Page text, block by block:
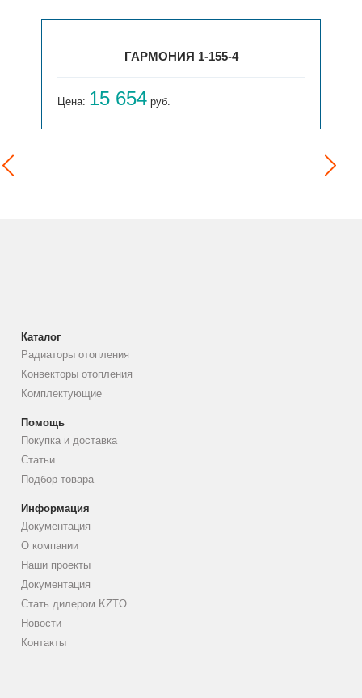
ГАРМОНИЯ 1-155-4
Цена: 15 654 руб.
Каталог
Радиаторы отопления
Конвекторы отопления
Комплектующие
Помощь
Покупка и доставка
Статьи
Подбор товара
Информация
Документация
О компании
Наши проекты
Документация
Стать дилером KZTO
Новости
Контакты